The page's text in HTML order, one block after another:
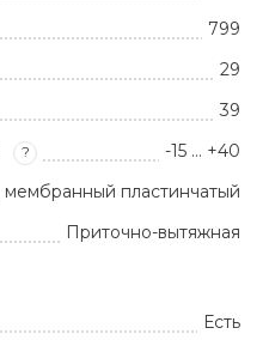
799
29
39
? -15 … +40
мембранный пластинчатый
Приточно-вытяжная
Есть